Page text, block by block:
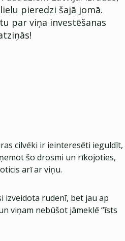
pieredzi šajā jomā.
par viņa investēšanas
cilvēki ir ieinteresēti ieguldīt,
šo drosmi un rīkojoties,
arī ar viņu.
izveidota rudenī, bet jau ap
viņam nebūšot jāmeklē “īsts